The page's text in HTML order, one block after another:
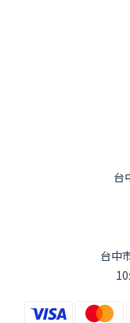
台
台中